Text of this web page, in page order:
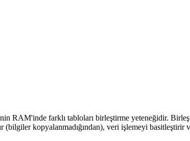
RAM'inde farklı tabloları birleştirme yeteneğidir.
(bilgiler kopyalanmadığından), veri işlemeyi